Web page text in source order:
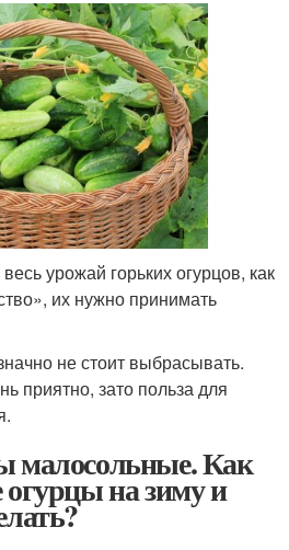
урожай горьких огурцов, как
их нужно принимать
не стоит выбрасывать.
приятно, зато польза для
малосольные. Как
огурцы на зиму и